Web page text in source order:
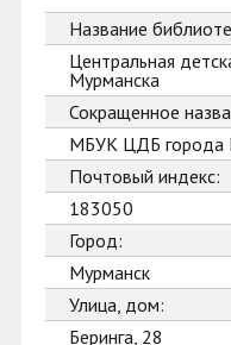
Название
Центральная
Мурманска
Сокращенное
МБУК ЦДБ города
Почтовый индекс:
183050
Город:
Мурманск
Улица, дом:
Беринга, 28